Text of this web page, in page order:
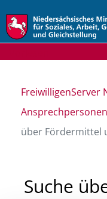
FreiwilligenServer
über Fördermittel
Suche